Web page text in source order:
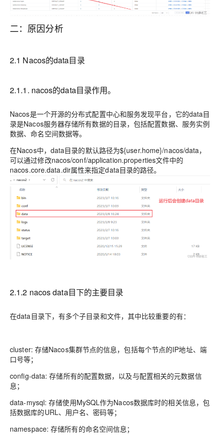
二：原因分析
2.1 Nacos的data目录
2.1.1. nacos的data目录作用。
Nacos是一个开源的分布式配置中心和服务发现平台，它的data目
录是Nacos服务器存储所有数据的目录，包括配置数据、服务实例
数据、命名空间数据等。
在Nacos中，data目录的默认路径为${user.home}/nacos/data，
可以通过修改nacos/conf/application.properties文件中的
nacos.core.data.dir属性来指定data目录的路径。
2.1.2 nacos data目下的主要目录
在data目录下，有多个子目录和文件，其中比较重要的有：
cluster: 存储Nacos集群节点的信息，包括每个节点的IP地址、端
口号等；
config-data: 存储所有的配置数据，以及与配置相关的元数据信
息；
data-mysql: 存储使用MySQL作为Nacos数据库时的相关信息，包
括数据库的URL、用户名、密码等；
namespace: 存储所有的命名空间信息；